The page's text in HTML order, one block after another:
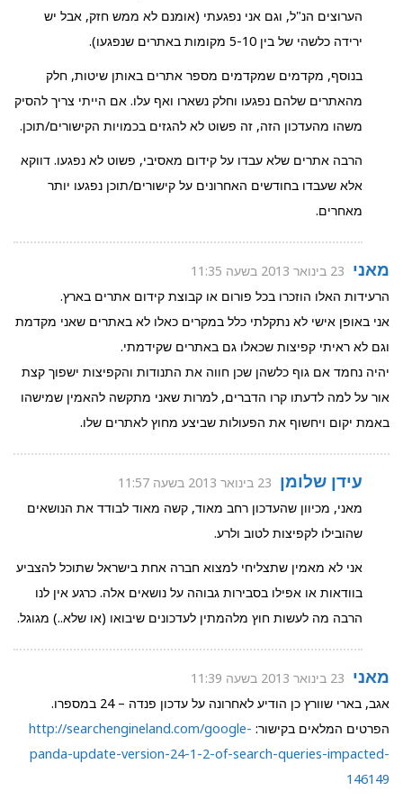
הערוצים הנ"ל, וגם אני נפגעתי (אומנם לא ממש חזק, אבל יש
ירידה כלשהי של בין 5-10 מקומות באתרים שנפגעו).
בנוסף, מקדמים שמקדמים מספר אתרים באותן שיטות, חלק
מהאתרים שלהם נפגעו וחלק נשארו ואף עלו. אם הייתי צריך להסיק
משהו מהעדכון הזה, זה פשוט לא להגזים בכמויות הקישורים/תוכן.
הרבה אתרים שלא עבדו על קידום מאסיבי, פשוט לא נפגעו. דווקא
אלא שעבדו בחודשים האחרונים על קישורים/תוכן נפגעו יותר
מאחרים.
מאני 23 בינואר 2013 בשעה 11:35
הרעידות האלו הוזכרו בכל פורום או קבוצת קידום אתרים בארץ.
אני באופן אישי לא נתקלתי כלל במקרים כאלו לא באתרים שאני מקדמת
וגם לא ראיתי קפיצות שכאלו גם באתרים שקידמתי.
יהיה נחמד אם גוף כלשהן שכן חווה את התנודות והקפיצות ישפוך קצת
אור על למה לדעתו קרו הדברים, למרות שאני מתקשה להאמין שמישהו
באמת יקום ויחשוף את הפעולות שביצע מחוץ לאתרים שלו.
עידן שלומן 23 בינואר 2013 בשעה 11:57
מאני, מכיוון שהעדכון רחב מאוד, קשה מאוד לבודד את הנושאים
שהובילו לקפיצות לטוב ולרע.
אני לא מאמין שתצליחי למצוא חברה אחת בישראל שתוכל להצביע
בוודאות או אפילו בסבירות גבוהה על נושאים אלה. כרגע אין לנו
הרבה מה לעשות חוץ מלהמתין לעדכונים שיבואו (או שלא..) מגוגל.
מאני 23 בינואר 2013 בשעה 11:39
אגב, בארי שוורץ כן הודיע לאחרונה על עדכון פנדה – 24 במספרו.
הפרטים המלאים בקישור: http://searchengineland.com/google-
panda-update-version-24-1-2-of-search-queries-impacted-
146149